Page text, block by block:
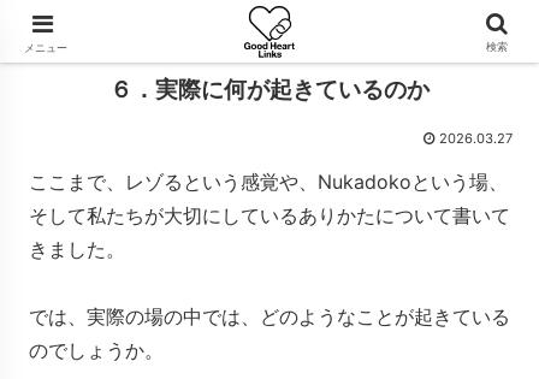
６．実際に何が起きているのか
2026.03.27
ここまで、レゾるという感覚や、Nukadokoという場、
そして私たちが大切にしているありかたについて書いて
きました。
では、実際の場の中では、どのようなことが起きている
のでしょうか。
メニュー 検索